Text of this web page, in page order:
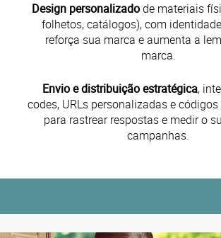
Design personalizadode materiais
folhetos, catálogos), com
reforça sua marca e aumenta a
marca.
Envio e distribuição estratégica,
codes, URLs personalizadas e
para rastrear respostas e medir o
campanhas.